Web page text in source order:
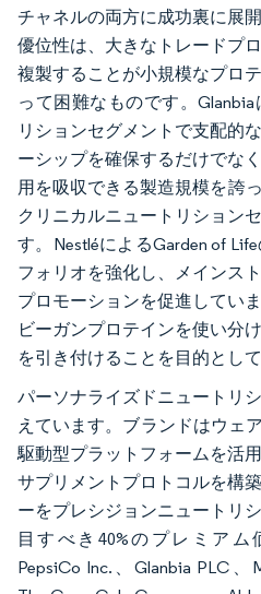
チャネルの両方に成功裏に展
優位性は、大きなトレードプ
複製することが小規模なプロ
って困難なものです。
リションセグメントで支配的
ーシップを確保するだけでな
用を吸収できる製造規模を誇
クリニカルニュートリション
す。NestléによるGarden of
フォリオを強化し、メインス
プロモーションを促進してい
ビーガンプロテインを使い分
を引き付けることを目的として
パーソナライズドニュートリ
えています。ブランドはウェ
駆動型プラットフォームを活
サプリメントプロトコルを構
ーをプレシジョンニュートリ
目すべき40%のプレミアム
PepsiCo Inc.、Glanbia PLC、